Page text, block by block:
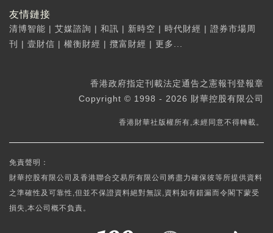
友情鏈接
清博智能 | 艾媒諮詢 | 和訊 | 新時空 | 時代財經 | 證券市場周
刊
| 壹財信 | 權衡財經 | 攬富財經 | 更多...
香港政府指定刊載法定通告之憲報刊登報章
Copyright © 1998 - 2026 財華控股有限公司
香港財華社版權所有,未經同意不得轉載。
免責聲明：
財華控股有限公司及香港聯合交易所有限公司將盡力確保彼等所提供資料
之準確性及可靠性,但並不保證資料絕對無誤,資料如有錯漏而令閣下蒙受
損失,本公司概不負責。